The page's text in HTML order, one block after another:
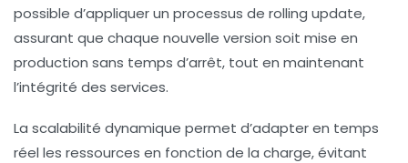
possible d’appliquer un processus de rolling update,
assurant que chaque nouvelle version soit mise en
production sans temps d’arrêt, tout en maintenant
l’intégrité des services.
La scalabilité dynamique permet d’adapter en temps
réel les ressources en fonction de la charge, évitant